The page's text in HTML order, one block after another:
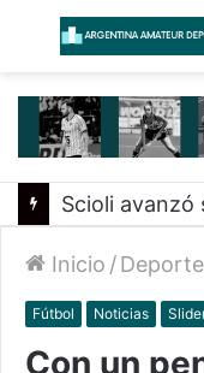
Menú
Inicio /
Fútbol Noticias
Con un